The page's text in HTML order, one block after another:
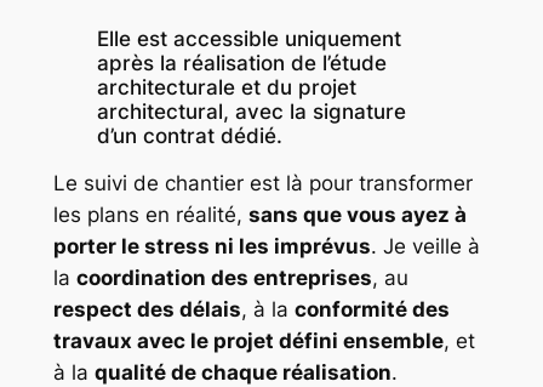
Elle est accessible uniquement
après la réalisation de l’étude
architecturale et du projet
architectural, avec la signature
d’un contrat dédié.
Le suivi de chantier est là pour transformer
les plans en réalité, sans que vous ayez à
porter le stress ni les imprévus. Je veille à
la coordination des entreprises, au
respect des délais, à la conformité des
travaux avec le projet défini ensemble, et
à la qualité de chaque réalisation.